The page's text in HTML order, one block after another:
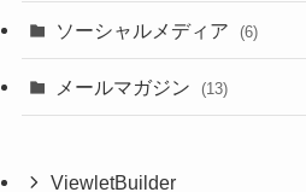
ソーシャルメディア (6)
メールマガジン (13)
ViewletBuilder